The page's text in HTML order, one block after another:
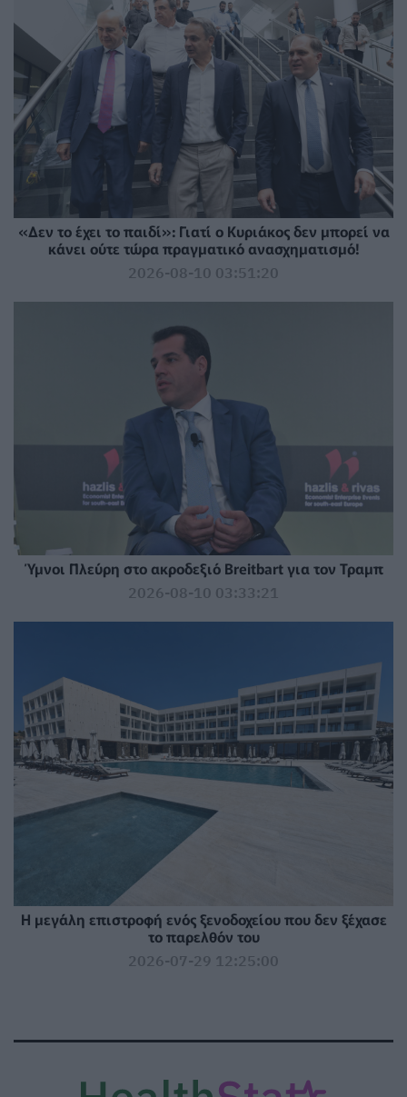
«Δεν το έχει το παιδί»: Γιατί ο Κυριάκος δεν μπορεί να
κάνει ούτε τώρα πραγματικό ανασχηματισμό!
2026-08-10 03:51:20
Ύμνοι Πλεύρη στο ακροδεξιό Breitbart για τον Τραμπ
2026-08-10 03:33:21
Η μεγάλη επιστροφή ενός ξενοδοχείου που δεν ξέχασε
το παρελθόν του
2026-07-29 12:25:00